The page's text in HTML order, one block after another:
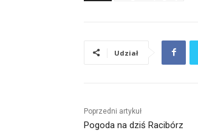
Udział
Poprzedni artykuł
Pogoda na dziś Racibórz